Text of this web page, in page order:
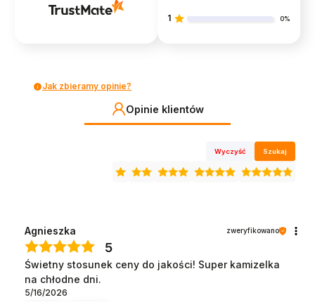
1 0%
Jak zbieramy opinie?
Opinie klientów
Wyczyść Szukaj
Agnieszka zweryfikowano
5
Świetny stosunek ceny do jakości! Super kamizelka
na chłodne dni.
5/16/2026